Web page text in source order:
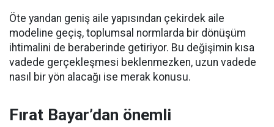
Öte yandan geniş aile yapısından çekirdek aile
modeline geçiş, toplumsal normlarda bir dönüşüm
ihtimalini de beraberinde getiriyor. Bu değişimin kısa
vadede gerçekleşmesi beklenmezken, uzun vadede
nasıl bir yön alacağı ise merak konusu.
Fırat Bayar’dan önemli